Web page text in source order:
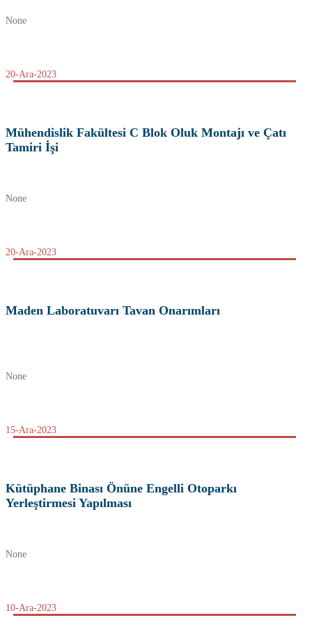
None
20-Ara-2023
Mühendislik Fakültesi C Blok Oluk Montajı ve Çatı
Tamiri İşi
None
20-Ara-2023
Maden Laboratuvarı Tavan Onarımları
None
15-Ara-2023
Kütüphane Binası Önüne Engelli Otoparkı
Yerleştirmesi Yapılması
None
10-Ara-2023